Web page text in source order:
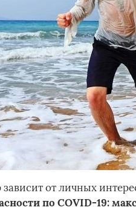
от личных
по COVID-19: